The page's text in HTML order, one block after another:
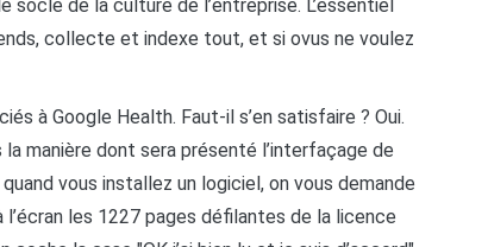
socle de la culture de l’entreprise. L’essentiel
collecte et indexe tout, et si ovus ne voulez
à Google Health. Faut-il s’en satisfaire ? Oui.
manière dont sera présenté l’interfaçage de
vous installez un logiciel, on vous demande
les 1227 pages défilantes de la licence